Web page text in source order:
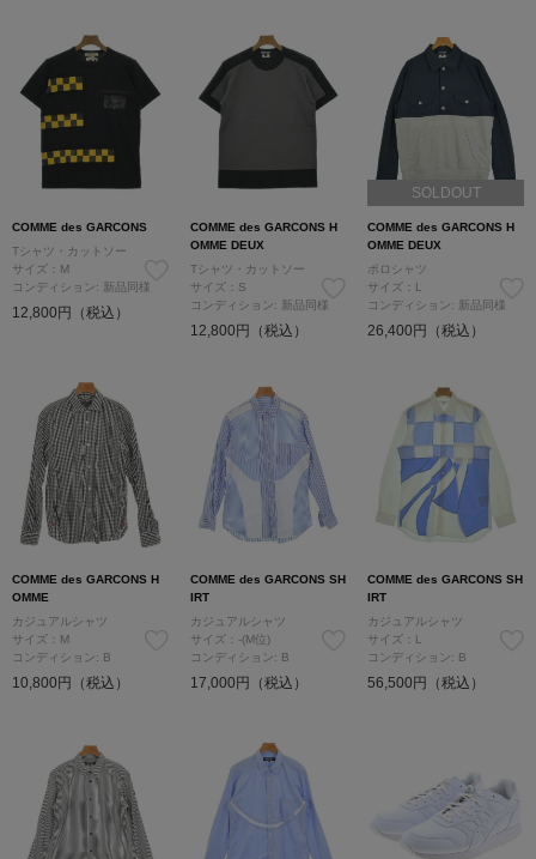
COMME des GARCONS
Tシャツ・カットソー
サイズ：M
コンディション: 新品同様
12,800円（税込）
COMME des GARCONS H
OMME DEUX
Tシャツ・カットソー
サイズ：S
コンディション: 新品同様
12,800円（税込）
SOLDOUT
COMME des GARCONS H
OMME DEUX
ポロシャツ
サイズ：L
コンディション: 新品同様
26,400円（税込）
COMME des GARCONS H
OMME
カジュアルシャツ
サイズ：M
コンディション: B
10,800円（税込）
COMME des GARCONS SH
IRT
カジュアルシャツ
サイズ：-(M位)
コンディション: B
17,000円（税込）
COMME des GARCONS SH
IRT
カジュアルシャツ
サイズ：L
コンディション: B
56,500円（税込）